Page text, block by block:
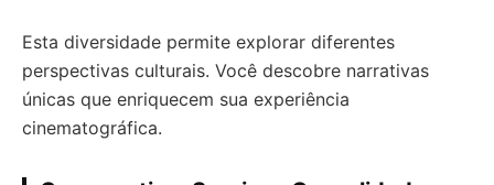
Esta diversidade permite explorar diferentes
perspectivas culturais. Você descobre narrativas
únicas que enriquecem sua experiência
cinematográfica.